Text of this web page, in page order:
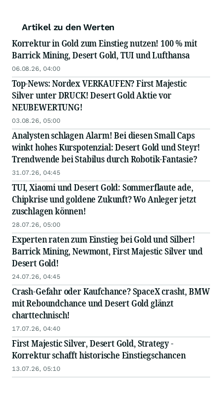
Artikel zu den Werten
Korrektur in Gold zum Einstieg nutzen! 100 % mit
Barrick Mining, Desert Gold, TUI und Lufthansa
06.08.26, 04:00
Top-News: Nordex VERKAUFEN? First Majestic
Silver unter DRUCK! Desert Gold Aktie vor
NEUBEWERTUNG!
03.08.26, 05:00
Analysten schlagen Alarm! Bei diesen Small Caps
winkt hohes Kurspotenzial: Desert Gold und Steyr!
Trendwende bei Stabilus durch Robotik-Fantasie?
31.07.26, 04:45
TUI, Xiaomi und Desert Gold: Sommerflaute ade,
Chipkrise und goldene Zukunft? Wo Anleger jetzt
zuschlagen können!
28.07.26, 05:00
Experten raten zum Einstieg bei Gold und Silber!
Barrick Mining, Newmont, First Majestic Silver und
Desert Gold!
24.07.26, 04:45
Crash-Gefahr oder Kaufchance? SpaceX crasht, BMW
mit Reboundchance und Desert Gold glänzt
charttechnisch!
17.07.26, 04:40
First Majestic Silver, Desert Gold, Strategy -
Korrektur schafft historische Einstiegschancen
13.07.26, 05:10